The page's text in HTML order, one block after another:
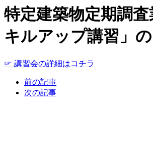
特定建築物定期調査
キルアップ講習」
☞ 講習会の詳細はコチラ
前の記事
次の記事